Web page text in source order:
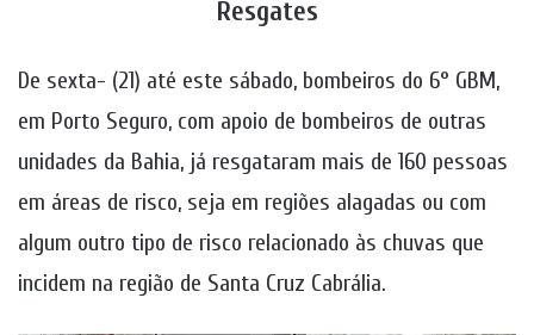
Resgates
De sexta- (21) até este sábado, bombeiros do 6° GBM,
em Porto Seguro, com apoio de bombeiros de outras
unidades da Bahia, já resgataram mais de 160 pessoas
em áreas de risco, seja em regiões alagadas ou com
algum outro tipo de risco relacionado às chuvas que
incidem na região de Santa Cruz Cabrália.